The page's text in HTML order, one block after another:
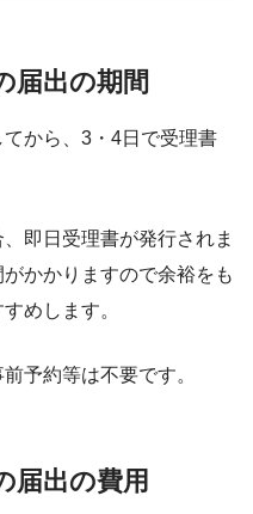
届出の期間
から、3・4日で受理書
即日受理書が発行されま
かかりますので余裕をも
めします。
予約等は不要です。
届出の費用